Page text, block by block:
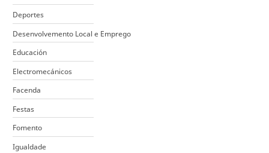
Deportes
Desenvolvemento Local e Emprego
Educación
Electromecánicos
Facenda
Festas
Fomento
Igualdade